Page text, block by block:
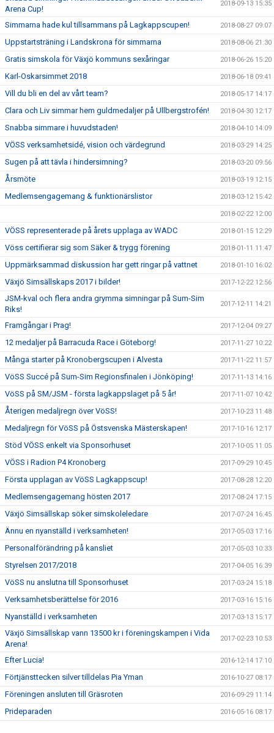
Arena Cup!
2018-09-13 15:35
Simmarna hade kul tillsammans på Lagkappscupen! 2018-08-27 09:07
Uppstartsträning i Landskrona för simmarna 2018-08-06 21:30
Gratis simskola för Växjö kommuns sexåringar 2018-06-26 15:20
Karl-Oskarsimmet 2018 2018-06-18 09:41
Vill du bli en del av vårt team? 2018-05-17 14:17
Clara och Liv simmar hem guldmedaljer på Ullbergstrofén! 2018-04-30 12:17
Snabba simmare i huvudstaden! 2018-04-10 14:09
VÖSS verksamhetsidé, vision och värdegrund 2018-03-29 14:25
Sugen på att tävla i hindersimning? 2018-03-20 09:56
Årsmöte 2018-03-19 12:15
Medlemsengagemang & funktionärslistor 2018-03-12 15:42
2018-02-22 12:00
VÖSS representerade på årets upplaga av WADC 2018-01-15 12:29
Vöss certifierar sig som Säker & trygg förening 2018-01-11 11:47
Uppmärksammad diskussion har gett ringar på vattnet 2018-01-10 16:02
Växjö Simsällskaps 2017 i bilder! 2017-12-22 12:56
JSM-kval och flera andra grymma simningar på Sum-Sim
Riks!
2017-12-11 14:21
Framgångar i Prag! 2017-12-04 09:27
12 medaljer på Barracuda Race i Göteborg! 2017-11-27 10:22
Många starter på Kronobergscupen i Alvesta 2017-11-22 11:57
VöSS Succé på Sum-Sim Regionsfinalen i Jönköping! 2017-11-13 14:16
VöSS på SM/JSM - första lagkappslaget på 5 år! 2017-11-07 10:42
Återigen medaljregn över VöSS! 2017-10-23 11:48
Medaljregn för VöSS på Östsvenska Mästerskapen! 2017-10-16 12:17
Stöd VÖSS enkelt via Sponsorhuset 2017-10-05 11:05
VÖSS i Radion P4 Kronoberg 2017-09-29 10:45
Första upplagan av VöSS Lagkappscup! 2017-08-28 12:20
Medlemsengagemang hösten 2017 2017-08-24 17:15
Växjö Simsällskap söker simskoleledare 2017-07-24 16:45
Ännu en nyanställd i verksamheten! 2017-05-03 17:16
Personalförändring på kansliet 2017-05-03 10:33
Styrelsen 2017/2018 2017-04-05 16:39
VöSS nu anslutna till Sponsorhuset 2017-03-24 15:18
Verksamhetsberättelse för 2016 2017-03-16 15:16
Nyanställd i verksamheten 2017-03-13 15:17
Växjö Simsällskap vann 13500 kr i föreningskampen i Vida
Arena!
2017-02-23 10:53
Efter Lucia! 2016-12-14 17:10
Förtjänsttecken silver tilldelas Pia Yman 2016-10-27 08:17
Föreningen ansluten till Gräsroten 2016-09-29 11:14
Prideparaden 2016-05-16 08:17